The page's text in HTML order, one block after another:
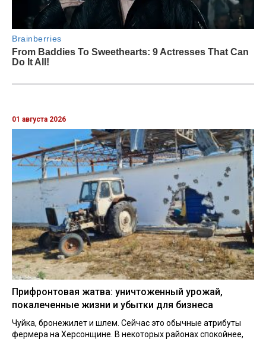
01 августа 2026
Прифронтовая жатва: уничтоженный урожай,
покалеченные жизни и убытки для бизнеса
Чуйка, бронежилет и шлем. Сейчас это обычные атрибуты
фермера на Херсонщине. В некоторых районах спокойнее,